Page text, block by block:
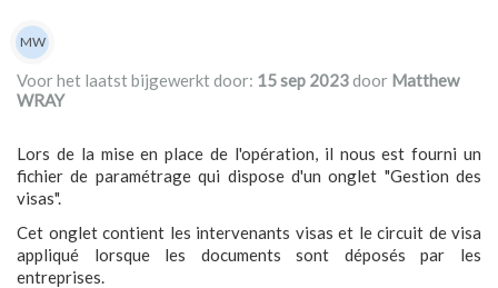
Lijst van auteurs
MW
Matthew WRAY
Voor het laatst bijgewerkt door: 15 sep 2023door Matthew
WRAY
Lors de la mise en place de l'opération, il nous est fourni un
fichier de paramétrage qui dispose d'un onglet "Gestion des
visas".
Cet onglet contient les intervenants visas et le circuit de visa
appliqué lorsque les documents sont déposés par les
entreprises.